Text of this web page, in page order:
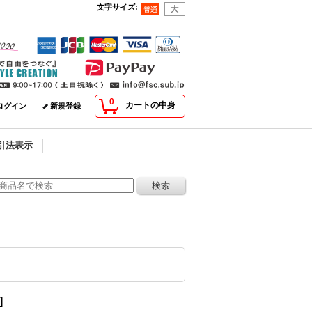
文字サイズ:
0 カートの中身
グイン 新規登録
法表示
]